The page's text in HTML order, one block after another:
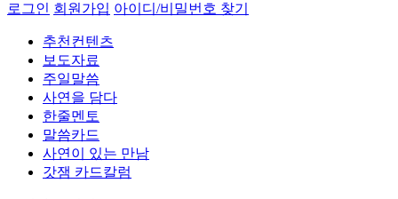
로그인 회원가입 아이디/비밀번호 찾기
추천컨텐츠
보도자료
주일말씀
사연을 담다
한줄멘토
말씀카드
사연이 있는 만남
갓잼 카드칼럼